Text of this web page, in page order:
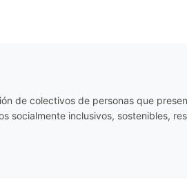
de colectivos de personas que
socialmente inclusivos, sostenibles,